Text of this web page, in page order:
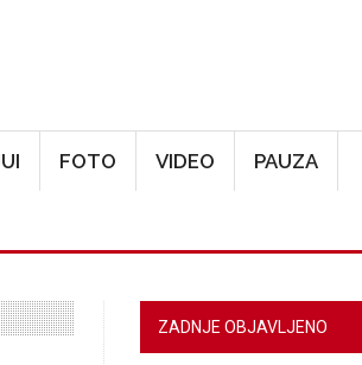
FOTO VIDEO PAUZA
ZADNJE OBJAVLJENO